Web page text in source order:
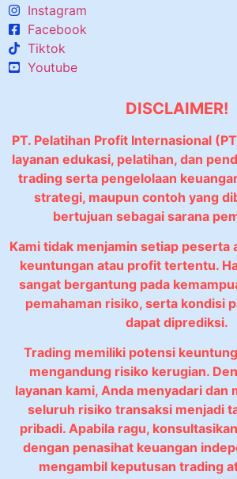
Instagram
Facebook
Tiktok
Youtube
DISCLAIMER!
PT. Pelatihan Profit Internasional
layanan edukasi, pelatihan, dan
trading serta pengelolaan
strategi, maupun contoh yang
bertujuan sebagai sarana
Kami tidak menjamin setiap peserta
keuntungan atau profit tertentu.
sangat bergantung pada
pemahaman risiko, serta kondisi
dapat diprediksi.
Trading memiliki potensi
mengandung risiko kerugian.
layanan kami, Anda menyadari dan
seluruh risiko transaksi menjadi
pribadi. Apabila ragu,
dengan penasihat keuangan
mengambil keputusan trading